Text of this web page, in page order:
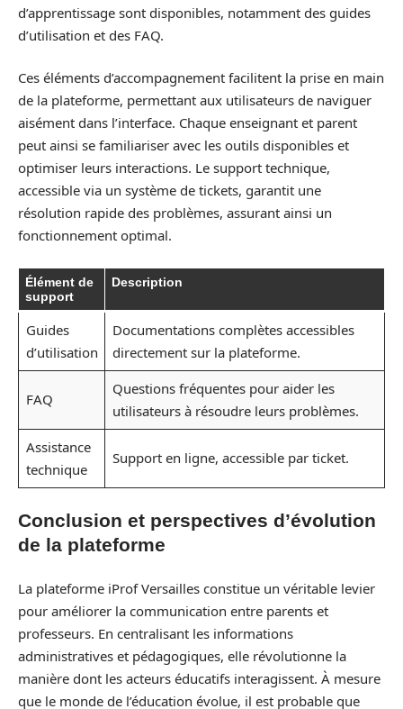
d’apprentissage sont disponibles, notamment des guides
d’utilisation et des FAQ.
Ces éléments d’accompagnement facilitent la prise en main
de la plateforme, permettant aux utilisateurs de naviguer
aisément dans l’interface. Chaque enseignant et parent
peut ainsi se familiariser avec les outils disponibles et
optimiser leurs interactions. Le support technique,
accessible via un système de tickets, garantit une
résolution rapide des problèmes, assurant ainsi un
fonctionnement optimal.
Élément de
support
Description
Guides
d’utilisation
Documentations complètes accessibles
directement sur la plateforme.
FAQ
Questions fréquentes pour aider les
utilisateurs à résoudre leurs problèmes.
Assistance
technique
Support en ligne, accessible par ticket.
Conclusion et perspectives d’évolution
de la plateforme
La plateforme iProf Versailles constitue un véritable levier
pour améliorer la communication entre parents et
professeurs. En centralisant les informations
administratives et pédagogiques, elle révolutionne la
manière dont les acteurs éducatifs interagissent. À mesure
que le monde de l’éducation évolue, il est probable que